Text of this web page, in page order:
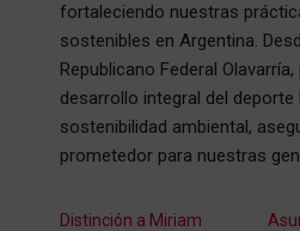
fortaleciendo nuestras
sostenibles en Argentina.
Republicano Federal
desarrollo integral del
sostenibilidad ambiental,
prometedor para nuestras
Distinción a Miriam